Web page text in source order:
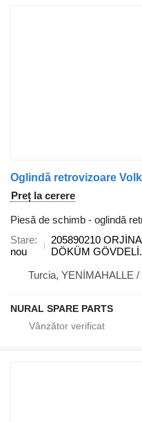
Preț la cerere
Piesă de schimb - oglindă
Stare
nou
205890210
DÖKÜM
Turcia, YENİMAHALLE
NURAL SPARE PARTS